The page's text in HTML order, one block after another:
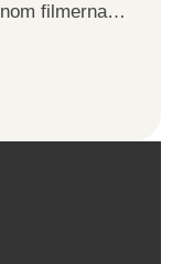
filmerna…